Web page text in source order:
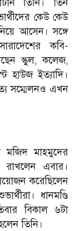
তিনি। তিন
কেউ কেউ
আসেন। সঙ্গে
কবি-
স্কুল, কলেজ,
হাউজ ইত্যাদি।
সম্মেলনও এখন
মাহমুদের
রাখলেন এবার।
করেছিলেন
ধানমণ্ডি
বিকাল ৬টা
তিনি।